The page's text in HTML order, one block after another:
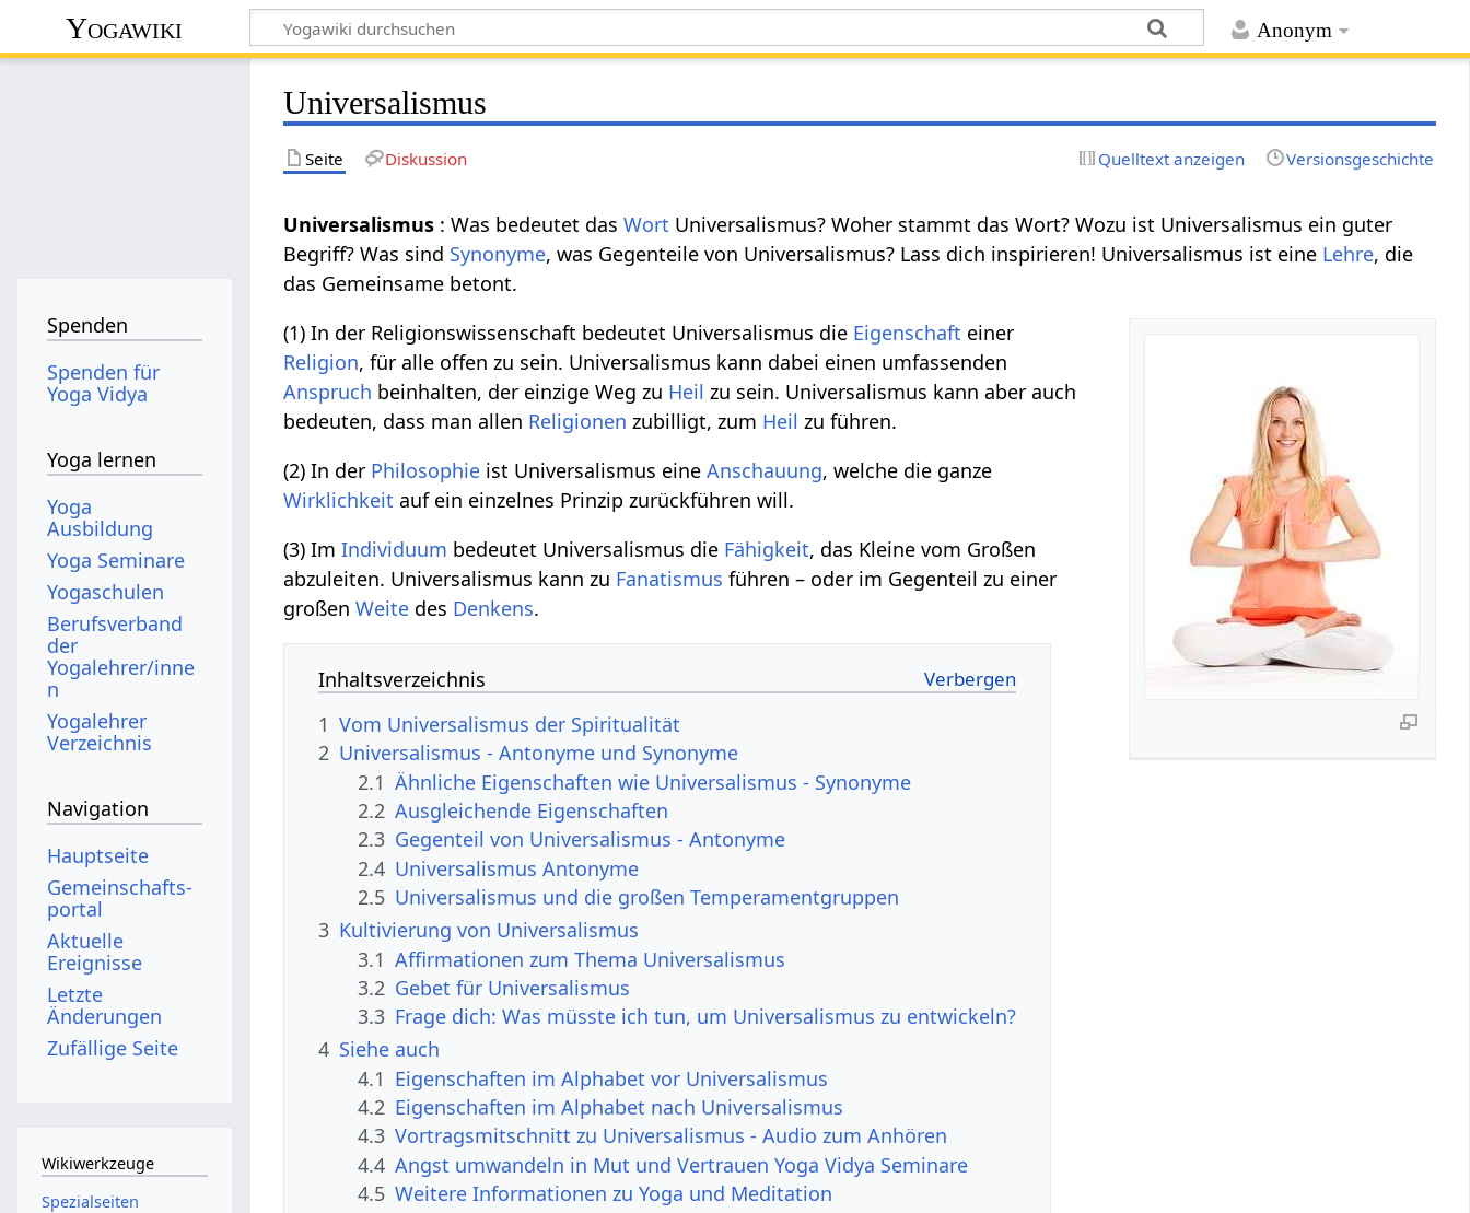
Anonym
Yogawiki
Universalismus
Seite Diskussion Quelltext anzeigen Versionsgeschichte
Universalismus : Was bedeutet dasWort Universalismus? Woher stammt das Wort? Wozu ist Universalismus ein guter
Begriff? Was sind Synonyme, was Gegenteile von Universalismus? Lass dich inspirieren! Universalismus ist eine Lehre, die
das Gemeinsame betont.
(1) In der Religionswissenschaft bedeutet Universalismus die Eigenschaft einer
Religion, für alle offen zu sein. Universalismus kann dabei einen umfassenden
Anspruch beinhalten, der einzige Weg zu Heil zu sein. Universalismus kann aber auch
bedeuten, dass man allen Religionen zubilligt, zum Heil zu führen.
(2) In der Philosophie ist Universalismus eineAnschauung, welche die ganze
Wirklichkeit auf ein einzelnes Prinzip zurückführen will.
(3) ImIndividuum bedeutet Universalismus die Fähigkeit, das Kleine vom Großen
abzuleiten. Universalismus kann zu Fanatismus führen – oder im Gegenteil zu einer
großenWeite des Denkens.
Inhaltsverzeichnis
1 Vom Universalismus der Spiritualität
2 Universalismus - Antonyme und Synonyme
2.1 Ähnliche Eigenschaften wie Universalismus - Synonyme
2.2 Ausgleichende Eigenschaften
2.3 Gegenteil von Universalismus - Antonyme
2.4 Universalismus Antonyme
2.5 Universalismus und die großen Temperamentgruppen
3 Kultivierung von Universalismus
3.1 Affirmationen zum Thema Universalismus
3.2 Gebet für Universalismus
3.3 Frage dich: Was müsste ich tun, um Universalismus zu entwickeln?
4 Siehe auch
4.1 Eigenschaften im Alphabet vor Universalismus
4.2 Eigenschaften im Alphabet nach Universalismus
4.3 Vortragsmitschnitt zu Universalismus - Audio zum Anhören
4.4 Angst umwandeln in Mut und Vertrauen Yoga Vidya Seminare
4.5 Weitere Informationen zu Yoga und Meditation
Spenden
Spenden für
Yoga Vidya
Yoga lernen
Yoga
Ausbildung
Yoga Seminare
Yogaschulen
Berufsverband
der
Yogalehrer/inne
n
Yogalehrer
Verzeichnis
Navigation
Hauptseite
Gemeinschafts­
portal
Aktuelle
Ereignisse
Letzte
Änderungen
Zufällige Seite
Wikiwerkzeuge
Spezialseiten